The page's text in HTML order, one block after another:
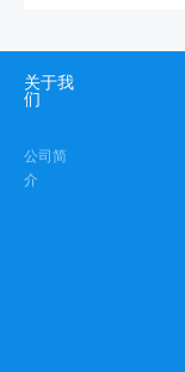
关于我
们
公司简
介